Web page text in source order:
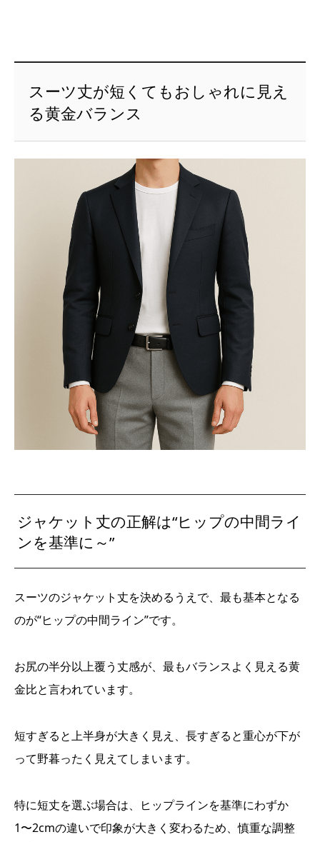
スーツ丈が短くてもおしゃれに見え
る黄金バランス
ジャケット丈の正解は“ヒップの中間ライ
ンを基準に～”
スーツのジャケット丈を決めるうえで、最も基本となる
のが“ヒップの中間ライン”です。
お尻の半分以上覆う丈感が、最もバランスよく見える黄
金比と言われています。
短すぎると上半身が大きく見え、長すぎると重心が下が
って野暮ったく見えてしまいます。
特に短丈を選ぶ場合は、ヒップラインを基準にわずか
1〜2cmの違いで印象が大きく変わるため、慎重な調整